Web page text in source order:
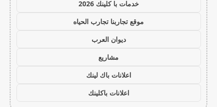
خدمات با كلينك 2026
موقع تجاربنا تجارب الحياه
ديوان العرب
مشاريع
اعلانات باك لينك
اعلانات باكلينك